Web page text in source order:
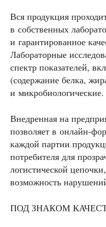
Вся продукция
в собственных
и гарантированное
Лабораторные
спектр показателей,
(содержание белка,
и микробиологические.
Внедренная на
позволяет в онлайн-
каждой партии
потребителя для
логистической
возможность
ПОД ЗНАКОМ